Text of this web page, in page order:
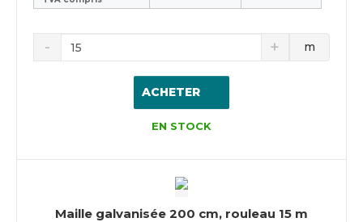
m
ACHETER
EN STOCK
Maille galvanisée 200 cm, rouleau 15 m